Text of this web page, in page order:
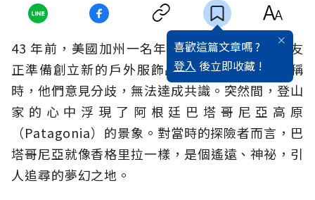
喜歡這篇文章嗎 ?
登入 後立即收藏 !
43 年前，美國加州一名年輕的登山家和他的朋友
正準備創立新的戶外服飾品牌。在決定品牌名稱
時，他們意見分歧，無法達成共識。突然間，登山
家的心中浮現了阿根廷巴塔哥尼亞高原
（Patagonia）的景象。對當時的探險者而言，巴
塔哥尼亞就像香格里拉一樣，是個遙遠、神祕，引
人追尋的夢幻之地。